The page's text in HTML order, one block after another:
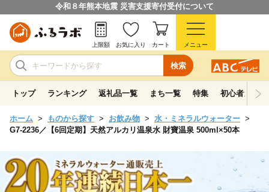
令和８年熊本地震 災害支援寄付受付について
検索
上限額 お気に入り カート メニュー
トップ ランキング 返礼品一覧 まち一覧 特集 初心者ガイド
ホーム ものから探す お飲み物
水・ミネラルウォーター
G7-2236／【6回定期】天然アルカリ温泉水 財寶温泉 500ml×50本